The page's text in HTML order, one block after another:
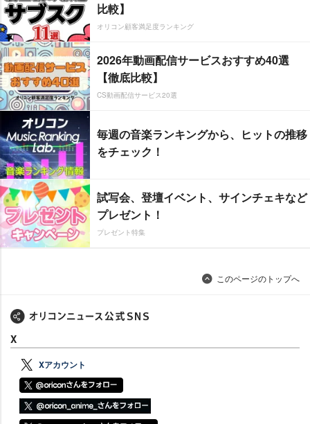
比較】
オリコン顧客満足度ランキング
2026年動画配信サービスおすすめ40選
【徹底比較】
CS動画配信サービス20選
毎週の音楽ランキングから、ヒットの推移
をチェック！
試写会、登壇イベント、サインチェキなど
プレゼント！
プレゼント特集
このページのトップへ
X
Xアカウント